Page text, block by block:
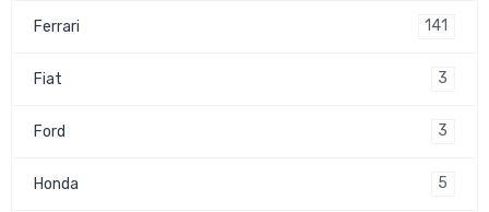
Ferrari 141
Fiat 3
Ford 3
Honda 5